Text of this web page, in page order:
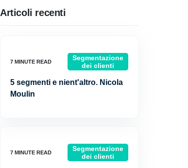
Articoli recenti
Segmentazione
dei clienti
5 segmenti e nient'altro. Nicola
Moulin
Segmentazione
dei clienti